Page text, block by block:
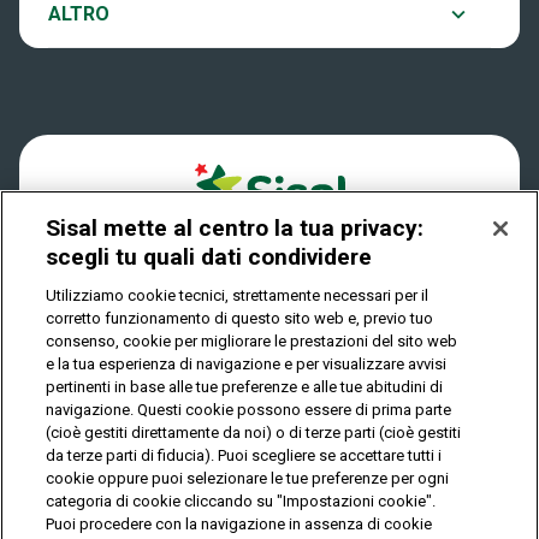
Play Your Date
Dove si gioca
Quanto si vince
Come riscuotere
ALTRO
Notifiche
Privacy
IL GIOCO È VIETATO AI MINORI E PUÒ CAUSARE
DIPENDENZA PATOLOGICA
© Copyright Sisal Italia S.p.A. - P.I. 02433760135
Privacy Cookies
Mappa
del
sito
Sisal mette al centro la tua privacy:
scegli tu quali dati condividere
Utilizziamo cookie tecnici, strettamente necessari per il
corretto funzionamento di questo sito web e, previo tuo
consenso, cookie per migliorare le prestazioni del sito web
e la tua esperienza di navigazione e per visualizzare avvisi
pertinenti in base alle tue preferenze e alle tue abitudini di
navigazione. Questi cookie possono essere di prima parte
(cioè gestiti direttamente da noi) o di terze parti (cioè gestiti
da terze parti di fiducia). Puoi scegliere se accettare tutti i
cookie oppure puoi selezionare le tue preferenze per ogni
categoria di cookie cliccando su "Impostazioni cookie".
Puoi procedere con la navigazione in assenza di cookie